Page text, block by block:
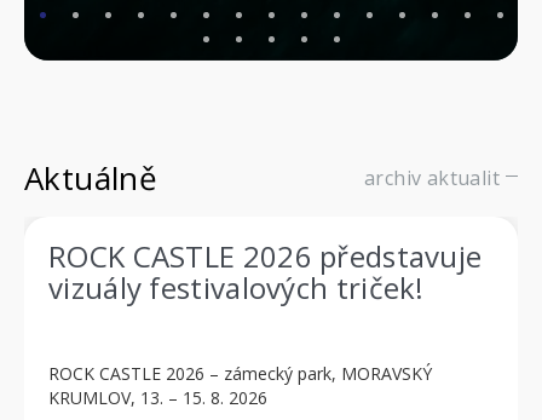
Aktuálně archiv aktualit
ROCK CASTLE 2026 představuje
vizuály festivalových triček!
ROCK CASTLE 2026 – zámecký park, MORAVSKÝ
KRUMLOV, 13. – 15. 8. 2026